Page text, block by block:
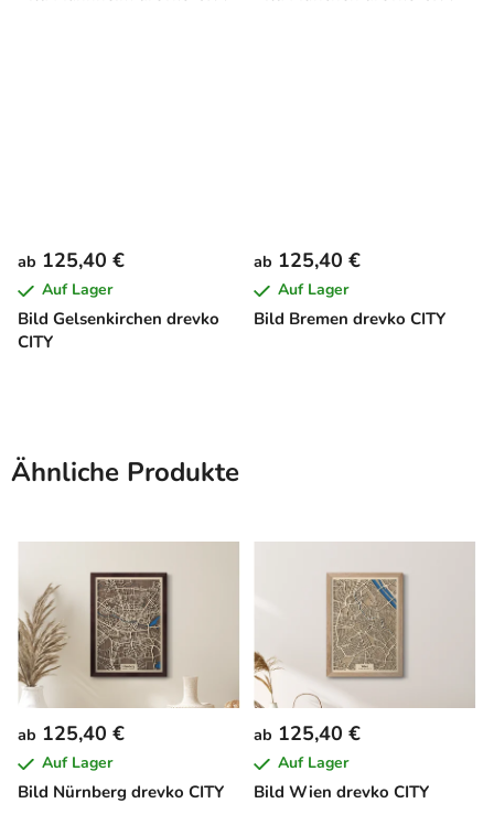
Bild Gelsenkirchen drevko
CITY
ab 125,40 €
Auf Lager
Bild Bremen drevko CITY
ab 125,40 €
Auf Lager
Ähnliche Produkte
Bild Nürnberg drevko CITY
ab 125,40 €
Auf Lager
Bild Wien drevko CITY
ab 125,40 €
Auf Lager